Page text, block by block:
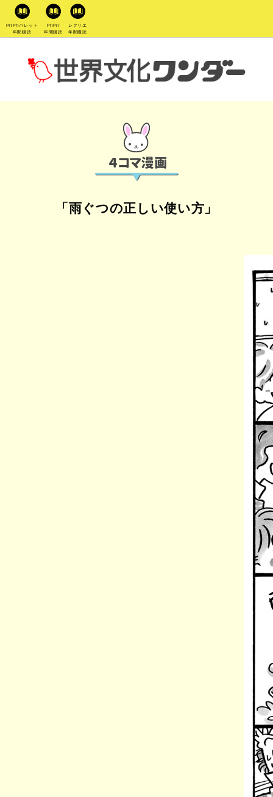
PriPriパレット
年間購読
PriPri
年間購読
レクリエ
年間購読
「雨ぐつの正しい使い方」